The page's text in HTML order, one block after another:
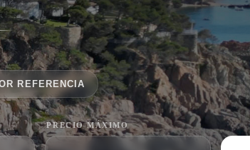
REFERENCIA
PRECIO MÁXIMO